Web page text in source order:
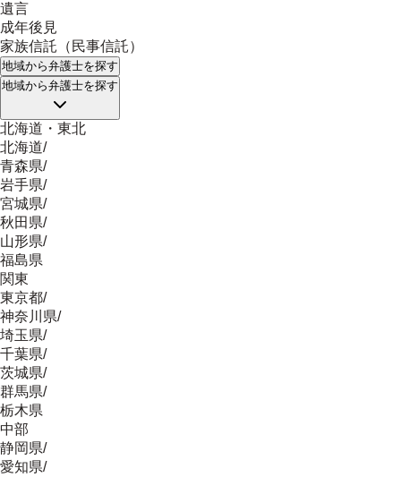
遺言
成年後見
家族信託（民事信託）
地域から弁護士を探す
地域から弁護士を探す
北海道・東北
北海道/
青森県/
岩手県/
宮城県/
秋田県/
山形県/
福島県
関東
東京都/
神奈川県/
埼玉県/
千葉県/
茨城県/
群馬県/
栃木県
中部
静岡県/
愛知県/